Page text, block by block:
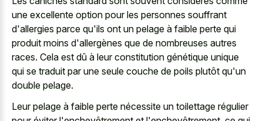
une excellente option pour les personnes souffrant
d'allergies parce qu'ils ont un pelage à faible perte qui
produit moins d'allergènes que de nombreuses autres
races. Cela est dû à leur constitution génétique unique
qui se traduit par une seule couche de poils plutôt qu'un
double pelage.
Leur pelage à faible perte nécessite un toilettage régulier